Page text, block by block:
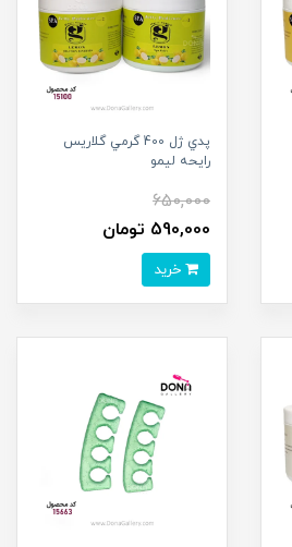
پدي ژل 400 گرمي گلاريس
رايحه ليمو
650,000
590,000 تومان